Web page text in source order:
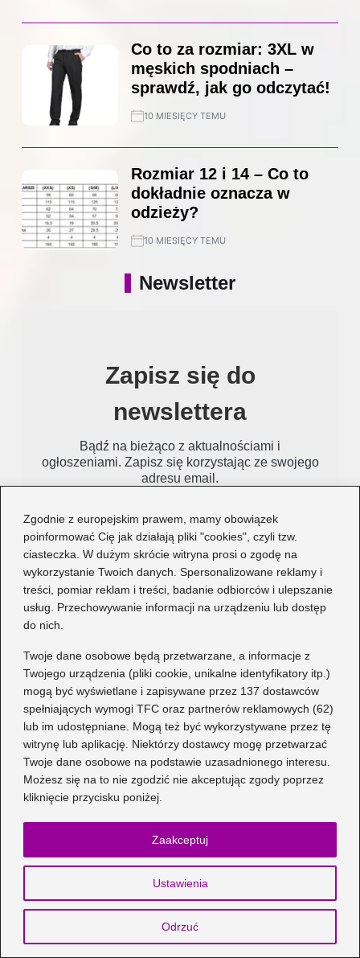
Zgodnie z europejskim prawem, mamy obowiązek
poinformować Cię jak działają pliki "cookies", czyli tzw.
ciasteczka. W dużym skrócie witryna prosi o zgodę na
wykorzystanie Twoich danych. Spersonalizowane reklamy i
treści, pomiar reklam i treści, badanie odbiorców i ulepszanie
usług. Przechowywanie informacji na urządzeniu lub dostęp
do nich.
Twoje dane osobowe będą przetwarzane, a informacje z
Twojego urządzenia (pliki cookie, unikalne identyfikatory itp.)
mogą być wyświetlane i zapisywane przez 137 dostawców
spełniających wymogi TFC oraz partnerów reklamowych (62)
lub im udostępniane. Mogą też być wykorzystywane przez tę
witrynę lub aplikację. Niektórzy dostawcy mogę przetwarzać
Twoje dane osobowe na podstawie uzasadnionego interesu.
Możesz się na to nie zgodzić nie akceptując zgody poprzez
kliknięcie przycisku poniżej.
Ustawienia
Odrzuć
Zaakceptuj
Co to za rozmiar: 3XL w
męskich spodniach –
sprawdź, jak go odczytać!
10 MIESIĘCY TEMU
Rozmiar 12 i 14 – Co to
dokładnie oznacza w
odzieży?
10 MIESIĘCY TEMU
Newsletter
Zapisz się do
newslettera
Bądź na bieżąco z aktualnościami i
ogłoszeniami. Zapisz się korzystając ze swojego
adresu email.
Email
Stylizacje
Jak dobrać buty do szarej
spódnicy? Stylizacje na
każdą okazję
2026-08-06
krok po kroku z tanich
materiałów
2026-08-05
Jak dobrać buty do jasnej
sukienki w kwiaty: stylowe